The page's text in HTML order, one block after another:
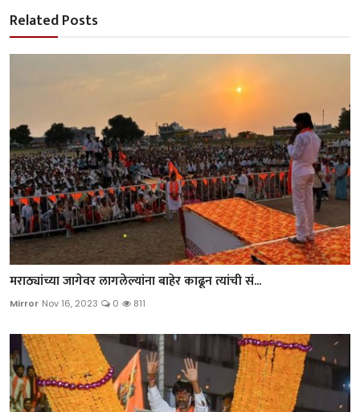
Related Posts
मराठ्यांच्या जागेवर लागलेल्यांना बाहेर काढून त्यांची सं...
Mirror Nov 16, 2023 0 811